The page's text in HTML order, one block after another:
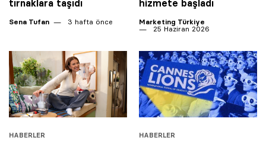
tırnaklara taşıdı
Sena Tufan 3 hafta önce
hizmete başladı
Marketing Türkiye
25 Haziran 2026
HABERLER HABERLER